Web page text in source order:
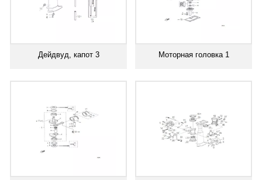
Дейдвуд, капот 3 Моторная головка 1